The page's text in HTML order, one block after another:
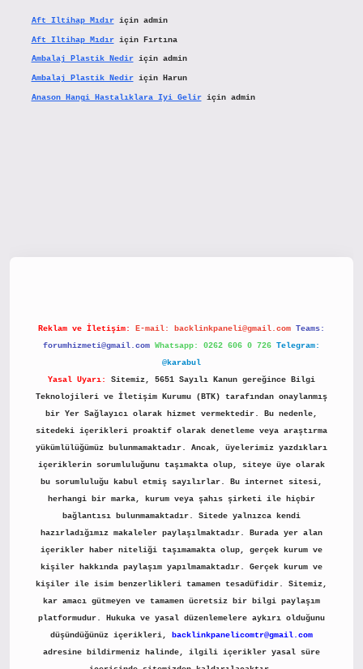
Aft Iltihap Mıdıriçin admin
Aft Iltihap Mıdıriçin Fırtına
Ambalaj Plastik Nediriçin admin
Ambalaj Plastik Nediriçin Harun
Anason Hangi Hastalıklara Iyi Geliriçin admin
Reklam ve İletişim: E-mail: backlinkpaneli@gmail.com Teams:
forumhizmeti@gmail.com Whatsapp: 0262 606 0 726 Telegram:
@karabul
Yasal Uyarı:
Sitemiz, 5651 Sayılı Kanun gereğince Bilgi
Teknolojileri ve İletişim Kurumu (BTK) tarafından onaylanmış
bir Yer Sağlayıcı olarak hizmet vermektedir. Bu nedenle,
sitedeki içerikleri proaktif olarak denetleme veya araştırma
yükümlülüğümüz bulunmamaktadır. Ancak, üyelerimiz yazdıkları
içeriklerin sorumluluğunu taşımakta olup, siteye üye olarak
bu sorumluluğu kabul etmiş sayılırlar. Bu internet sitesi,
herhangi bir marka, kurum veya şahıs şirketi ile hiçbir
bağlantısı bulunmamaktadır. Sitede yalnızca kendi
hazırladığımız makaleler paylaşılmaktadır. Burada yer alan
içerikler haber niteliği taşımamakta olup, gerçek kurum ve
kişiler hakkında paylaşım yapılmamaktadır. Gerçek kurum ve
kişiler ile isim benzerlikleri tamamen tesadüfidir. Sitemiz,
kar amacı gütmeyen ve tamamen ücretsiz bir bilgi paylaşım
platformudur. Hukuka ve yasal düzenlemelere aykırı olduğunu
düşündüğünüz içerikleri,
backlinkpanelicomtr@gmail.com
adresine bildirmeniz halinde, ilgili içerikler yasal süre